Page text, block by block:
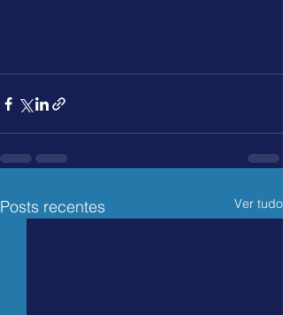
Posts recentes Ver tudo